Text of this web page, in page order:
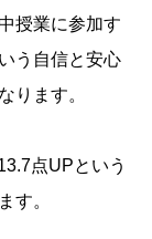
授業に参加す
う自信と安心
ります。
点UPという
す。